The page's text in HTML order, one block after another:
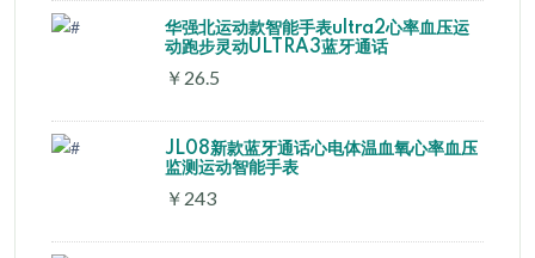
华强北运动款智能手表ultra2心率血压运
动跑步灵动ULTRA3蓝牙通话
￥26.5
JL08新款蓝牙通话心电体温血氧心率血压
监测运动智能手表
￥243